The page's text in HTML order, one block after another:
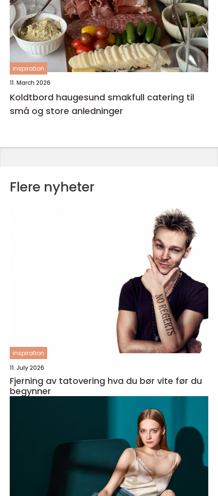
inspiration
11. March 2026
Koldtbord haugesund smakfull catering til
små og store anledninger
Flere nyheter
inspiration
11. July 2026
Fjerning av tatovering hva du bør vite før du
begynner